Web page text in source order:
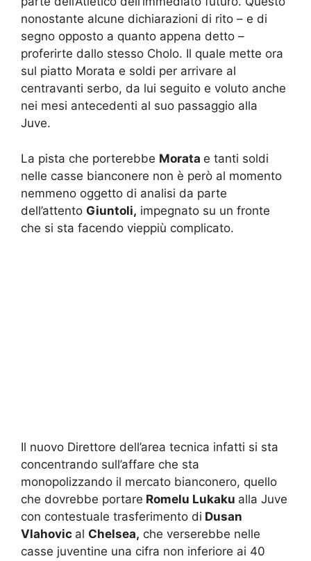
nonostante alcune dichiarazioni di rito – e di
segno opposto a quanto appena detto –
proferirte dallo stesso Cholo. Il quale mette ora
sul piatto Morata e soldi per arrivare al
centravanti serbo, da lui seguito e voluto anche
nei mesi antecedenti al suo passaggio alla
Juve.
La pista che porterebbe Morata e tanti soldi
nelle casse bianconere non è però al momento
nemmeno oggetto di analisi da parte
dell’attento Giuntoli, impegnato su un fronte
che si sta facendo vieppiù complicato.
Il nuovo Direttore dell’area tecnica infatti si sta
concentrando sull’affare che sta
monopolizzando il mercato bianconero, quello
che dovrebbe portare Romelu Lukaku alla Juve
con contestuale trasferimento di Dusan
Vlahovic al Chelsea, che verserebbe nelle
casse juventine una cifra non inferiore ai 40